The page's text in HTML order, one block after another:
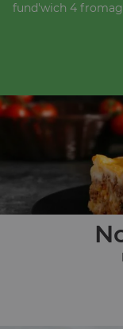
fund'wich 4